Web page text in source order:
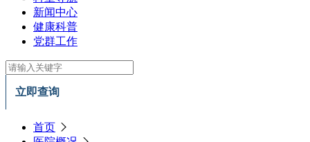
新闻中心
健康科普
党群工作
立即查询
首页